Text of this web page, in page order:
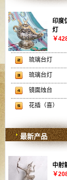
印度
灯
￥
琉璃台灯
琉璃台灯
镜面烛台
花插（喜）
最新产品
中射
￥